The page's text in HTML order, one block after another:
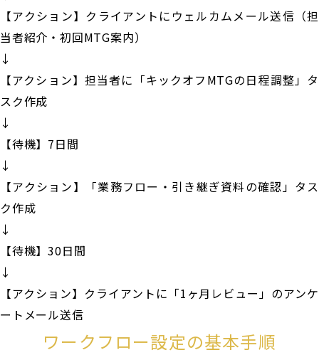
【アクション】クライアントにウェルカムメール送信（担
当者紹介・初回MTG案内）
↓
【アクション】担当者に「キックオフMTGの日程調整」タ
スク作成
↓
【待機】7日間
↓
【アクション】「業務フロー・引き継ぎ資料の確認」タス
ク作成
↓
【待機】30日間
↓
【アクション】クライアントに「1ヶ月レビュー」のアンケ
ートメール送信
ワークフロー設定の基本手順